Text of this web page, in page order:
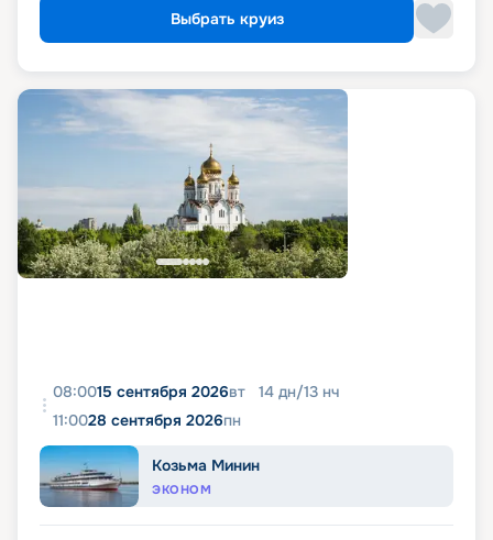
Выбрать круиз
08:0015 сентября 2026вт 14 дн/13 нч
11:0028 сентября 2026пн
Козьма Минин
ЭКОНОМ